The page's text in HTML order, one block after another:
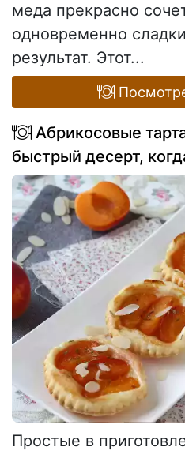
меда прекрасно
одновременно
результат. Этот...
Абрикосовые
быстрый десерт,
Простые в